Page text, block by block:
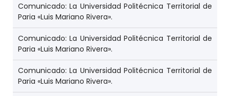
Comunicado: La Universidad Politécnica Territorial de
Paria «Luis Mariano Rivera».
Comunicado: La Universidad Politécnica Territorial de
Paria «Luis Mariano Rivera».
Comunicado: La Universidad Politécnica Territorial de
Paria «Luis Mariano Rivera».